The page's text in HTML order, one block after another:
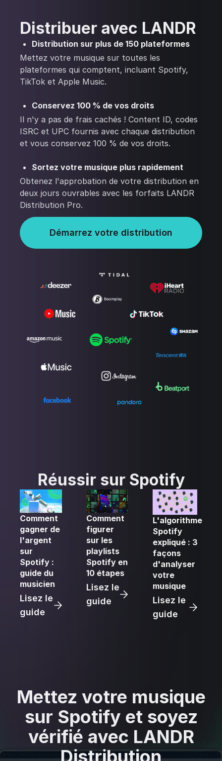
Distribuer avec LANDR
Distribution sur plus de 150 plateformes
Mettez votre musique sur toutes les
plateformes qui comptent, incluant Spotify,
TikTok et Apple Music.
Conservez 100 % de vos droits
Il n'y a pas de frais cachés ! Content ID, codes
ISRC et UPC fournis avec chaque distribution
et vous conservez 100 % de vos droits.
Sortez votre musique plus rapidement
Obtenez l'approbation de votre distribution en
deux jours ouvrables avec les forfaits LANDR
Distribution Pro.
Démarrez votre distribution
Réussir sur Spotify
Comment
gagner de
l'argent
sur
Spotify :
guide du
musicien
Lisez le
guide
Comment
figurer
sur les
playlists
Spotify en
10 étapes
Lisez le
guide
L'algorithme
Spotify
expliqué : 3
façons
d'analyser
votre
musique
Lisez le
guide
Mettez votre musique
sur Spotify et soyez
vérifié avec LANDR
Distribution